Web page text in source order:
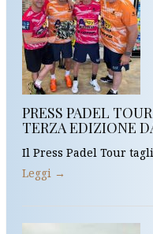
PRESS PADEL
TERZA EDIZIONE
Il Press Padel Tour
Leggi →